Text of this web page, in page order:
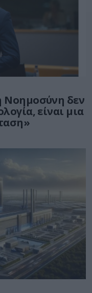
Νοημοσύνη δεν
είναι μια